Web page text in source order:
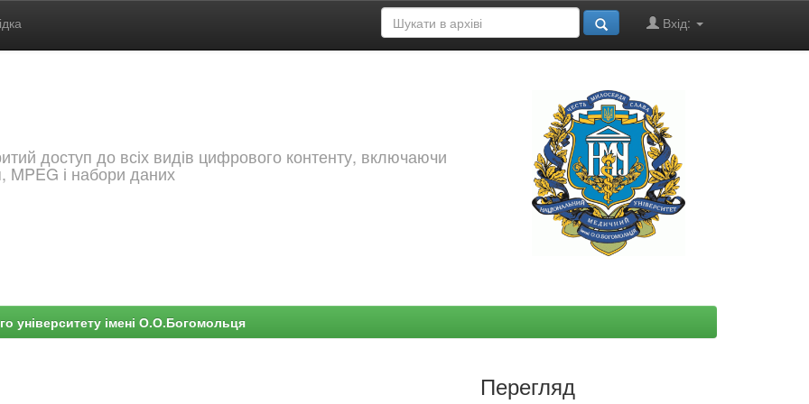
Вхід:
доступ до всіх видів цифрового контенту, включаючи
MPEG і набори даних
університету імені О.О.Богомольця
Перегляд